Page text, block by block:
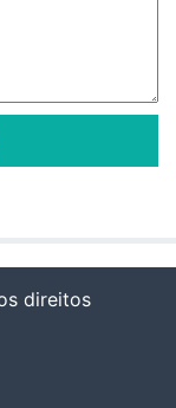
direitos